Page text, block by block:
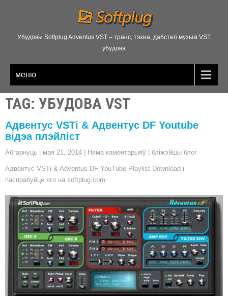
Убудовы Softplug Adventus VST – транс, тэхна, дабстеп музыкі VST
убудова
меню
TAG: УБУДОВА VST
Адвентус VSTi & Адвентус DF Youtube
відэа плэйліст
Абгарнуць мая 21, 2014 Няма каментарыяў бліжэйшы блог
Адвентус VSTi & Adventus DF YouTube Playlist Download і
паспрабуйце яго на softplug.com